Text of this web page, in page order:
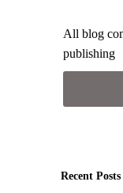
All blog
publishing
Recent Posts